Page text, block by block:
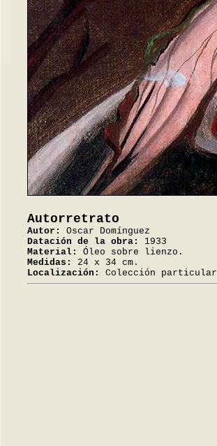
Autorretrato
Autor:
Oscar Domínguez
Datación de la obra:
1933
Material:
Óleo sobre lienzo.
Medidas:
24 x 34 cm.
Localización:
Colección particular